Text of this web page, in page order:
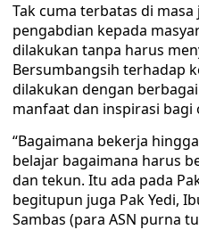
Tak cuma terbatas di masa
pengabdian kepada
dilakukan tanpa harus
Bersumbangsih terhadap
dilakukan dengan
manfaat dan inspirasi bagi
“Bagaimana bekerja
belajar bagaimana harus
dan tekun. Itu ada pada
begitupun juga Pak Yedi,
Sambas (para ASN purna